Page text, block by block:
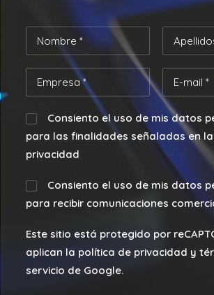
Consiento el uso de mis datos
para las finalidades señaladas en
privacidad
Consiento el uso de mis datos
para recibir comunicaciones
Este sitio está protegido por
aplican la política de privacidad y
servicio de Google.